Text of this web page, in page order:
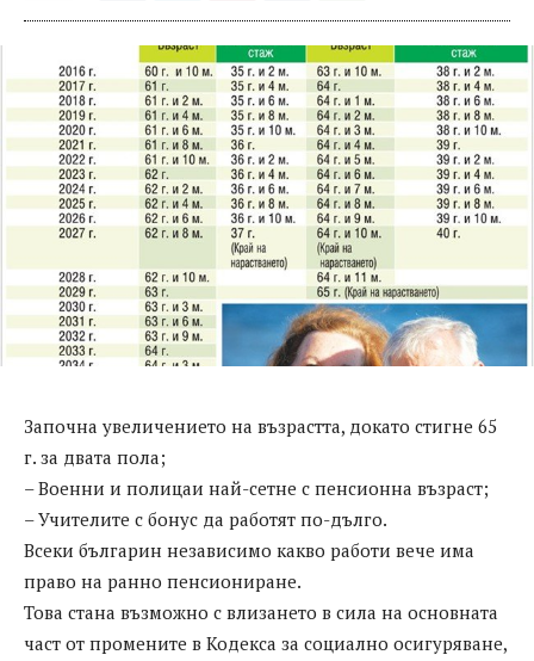
Започна увеличението на възрастта, докато стигне 65
г. за двата пола;
– Военни и полицаи най-сетне с пенсионна възраст;
– Учителите с бонус да работят по-дълго.
Всеки българин независимо какво работи вече има
право на ранно пенсиониране.
Това стана възможно с влизането в сила на основната
част от промените в Кодекса за социално осигуряване,